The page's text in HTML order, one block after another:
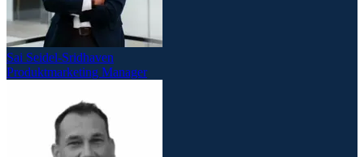
Sai Seidel-Sridhaven
Produktmarketing Manager